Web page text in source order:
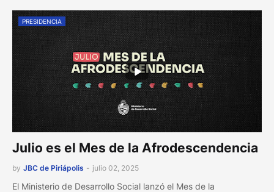
PRESIDENCIA
Julio es el Mes de la Afrodescendencia
by JBC de Piriápolis - julio 02, 2025
El Ministerio de Desarrollo Social lanzó el Mes de la